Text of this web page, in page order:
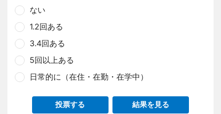
ない
1.2回ある
3.4回ある
5回以上ある
日常的に（在住・在勤・在学中）
投票する 結果を見る